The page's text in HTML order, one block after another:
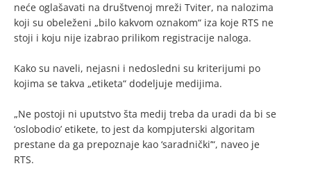
neće oglašavati na društvenoj mreži Tviter, na nalozima
koji su obeleženi „bilo kakvom oznakom“ iza koje RTS ne
stoji i koju nije izabrao prilikom registracije naloga.
Kako su naveli, nejasni i nedosledni su kriterijumi po
kojima se takva „etiketa“ dodeljuje medijima.
„Ne postoji ni uputstvo šta medij treba da uradi da bi se
‘oslobodio’ etikete, to jest da kompjuterski algoritam
prestane da ga prepoznaje kao ‘saradnički’“, naveo je
RTS.